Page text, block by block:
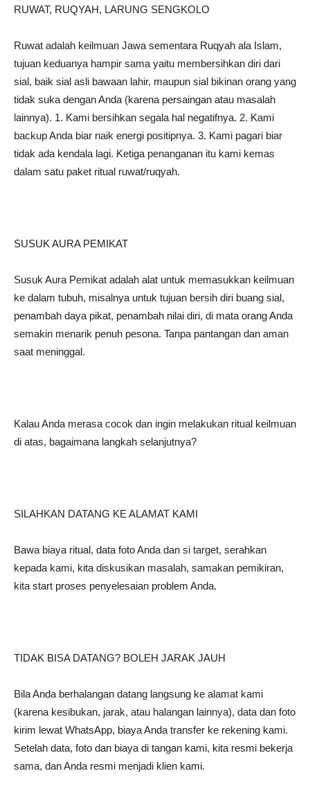
RUWAT, RUQYAH, LARUNG SENGKOLO
Ruwat adalah keilmuan Jawa sementara Ruqyah ala Islam,
tujuan keduanya hampir sama yaitu membersihkan diri dari
sial, baik sial asli bawaan lahir, maupun sial bikinan orang yang
tidak suka dengan Anda (karena persaingan atau masalah
lainnya). 1. Kami bersihkan segala hal negatifnya. 2. Kami
backup Anda biar naik energi positipnya. 3. Kami pagari biar
tidak ada kendala lagi. Ketiga penanganan itu kami kemas
dalam satu paket ritual ruwat/ruqyah.
SUSUK AURA PEMIKAT
Susuk Aura Pemikat adalah alat untuk memasukkan keilmuan
ke dalam tubuh, misalnya untuk tujuan bersih diri buang sial,
penambah daya pikat, penambah nilai diri, di mata orang Anda
semakin menarik penuh pesona. Tanpa pantangan dan aman
saat meninggal.
Kalau Anda merasa cocok dan ingin melakukan ritual keilmuan
di atas, bagaimana langkah selanjutnya?
SILAHKAN DATANG KE ALAMAT KAMI
Bawa biaya ritual, data foto Anda dan si target, serahkan
kepada kami, kita diskusikan masalah, samakan pemikiran,
kita start proses penyelesaian problem Anda.
TIDAK BISA DATANG? BOLEH JARAK JAUH
Bila Anda berhalangan datang langsung ke alamat kami
(karena kesibukan, jarak, atau halangan lainnya), data dan foto
kirim lewat WhatsApp, biaya Anda transfer ke rekening kami.
Setelah data, foto dan biaya di tangan kami, kita resmi bekerja
sama, dan Anda resmi menjadi klien kami.